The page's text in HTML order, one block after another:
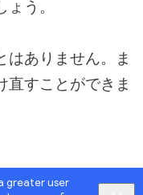
greater user
う。
はありません。ま
直すことができま